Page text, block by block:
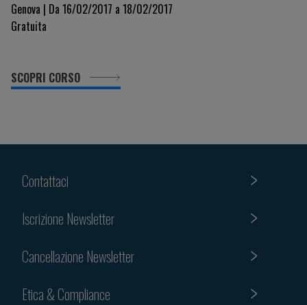
Genova | Da 16/02/2017 a 18/02/2017
Gratuita
SCOPRI CORSO
Contattaci
Iscrizione Newsletter
Cancellazione Newsletter
Etica & Compliance